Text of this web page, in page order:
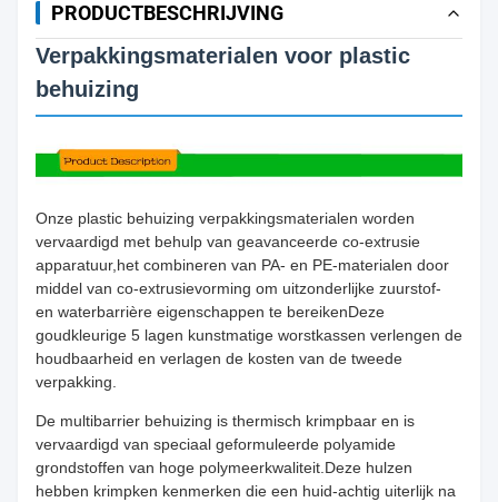
PRODUCTBESCHRIJVING
Verpakkingsmaterialen voor plastic
behuizing
Onze plastic behuizing verpakkingsmaterialen worden
vervaardigd met behulp van geavanceerde co-extrusie
apparatuur,het combineren van PA- en PE-materialen door
middel van co-extrusievorming om uitzonderlijke zuurstof-
en waterbarrière eigenschappen te bereikenDeze
goudkleurige 5 lagen kunstmatige worstkassen verlengen de
houdbaarheid en verlagen de kosten van de tweede
verpakking.
De multibarrier behuizing is thermisch krimpbaar en is
vervaardigd van speciaal geformuleerde polyamide
grondstoffen van hoge polymeerkwaliteit.Deze hulzen
hebben krimpken kenmerken die een huid-achtig uiterlijk na